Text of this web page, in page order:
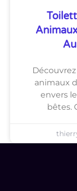
animaux
envers
bêtes.